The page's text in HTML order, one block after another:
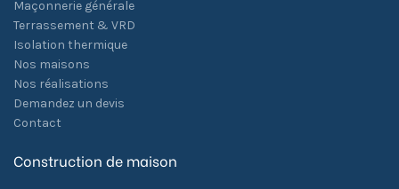
Maçonnerie générale
Terrassement & VRD
Isolation thermique
Nos maisons
Nos réalisations
Demandez un devis
Contact
Construction de maison